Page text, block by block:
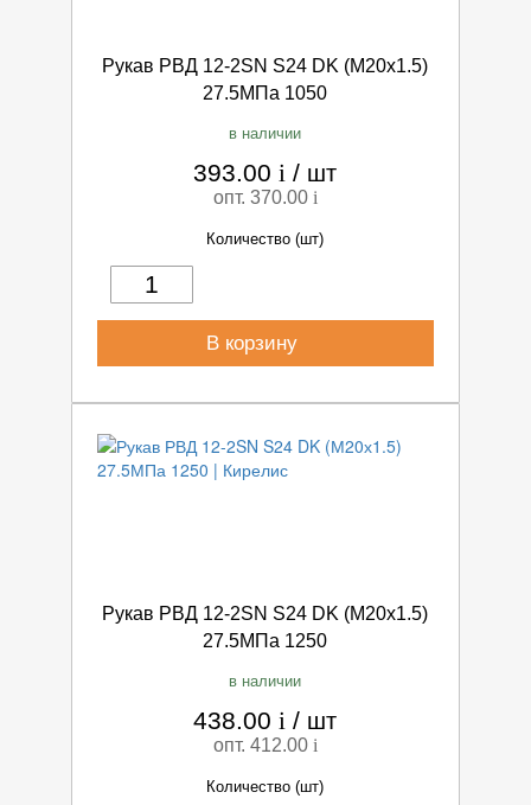
Рукав РВД 12-2SN S24 DK (М20х1.5)
27.5МПа 1050
в наличии
393.00i / шт
опт. 370.00 i
Количество (шт)
В корзину
Рукав РВД 12-2SN S24 DK (М20х1.5)
27.5МПа 1250
в наличии
438.00i / шт
опт. 412.00 i
Количество (шт)